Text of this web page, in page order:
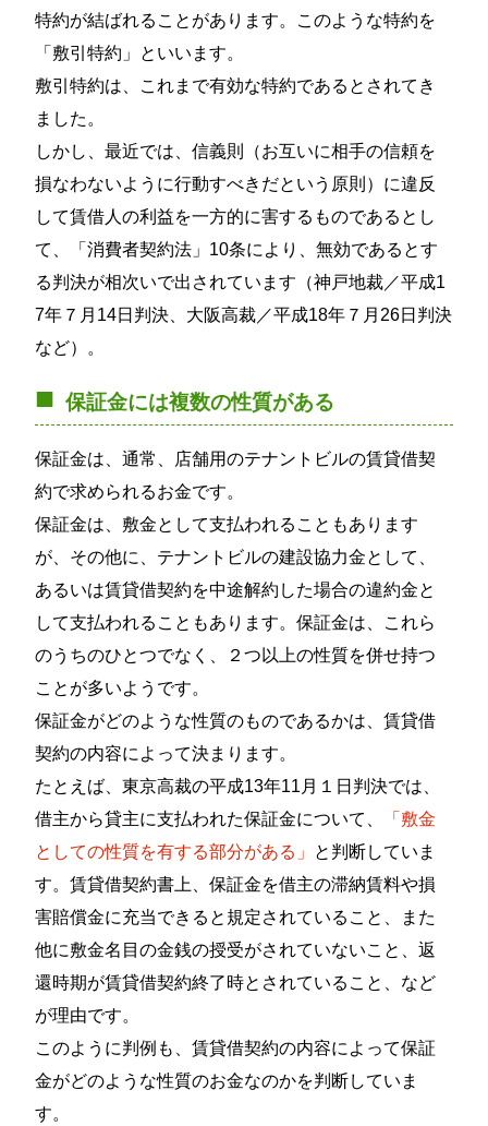
特約が結ばれることがあります。このような特約を
「敷引特約」といいます。
敷引特約は、これまで有効な特約であるとされてき
ました。
しかし、最近では、信義則（お互いに相手の信頼を
損なわないように行動すべきだという原則）に違反
して賃借人の利益を一方的に害するものであるとし
て、「消費者契約法」10条により、無効であるとす
る判決が相次いで出されています（神戸地裁／平成1
7年７月14日判決、大阪高裁／平成18年７月26日判決
など）。
保証金には複数の性質がある
保証金は、通常、店舗用のテナントビルの賃貸借契
約で求められるお金です。
保証金は、敷金として支払われることもあります
が、その他に、テナントビルの建設協力金として、
あるいは賃貸借契約を中途解約した場合の違約金と
して支払われることもあります。保証金は、これら
のうちのひとつでなく、２つ以上の性質を併せ持つ
ことが多いようです。
保証金がどのような性質のものであるかは、賃貸借
契約の内容によって決まります。
たとえば、東京高裁の平成13年11月１日判決では、
借主から貸主に支払われた保証金について、
「敷金
としての性質を有する部分がある」 と判断していま
す。賃貸借契約書上、保証金を借主の滞納賃料や損
害賠償金に充当できると規定されていること、また
他に敷金名目の金銭の授受がされていないこと、返
還時期が賃貸借契約終了時とされていること、など
が理由です。
このように判例も、賃貸借契約の内容によって保証
金がどのような性質のお金なのかを判断していま
す。